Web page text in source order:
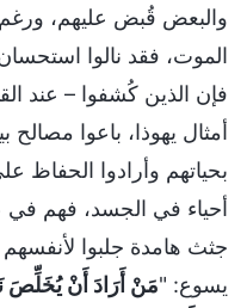
والبعض قُبض عليهم،
الموت، فقد نالوا
فإن الذين كُشفوا – عند
أمثال يهوذا، باعوا مصالح
بحياتهم وأرادوا الحفاظ
أحياء في الجسد، فهم في
جثث هامدة جلبوا لأنفسهم
يسوع: "مَنْ أَرَادَ أَنْ يُخَلِّصَ